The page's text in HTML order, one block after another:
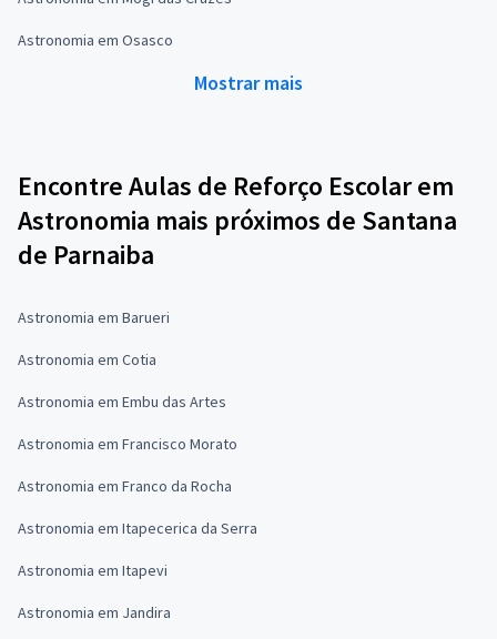
Astronomia em Osasco
Mostrar mais
Encontre Aulas de Reforço Escolar em
Astronomia mais próximos de Santana
de Parnaiba
Astronomia em Barueri
Astronomia em Cotia
Astronomia em Embu das Artes
Astronomia em Francisco Morato
Astronomia em Franco da Rocha
Astronomia em Itapecerica da Serra
Astronomia em Itapevi
Astronomia em Jandira